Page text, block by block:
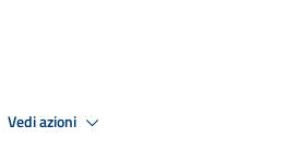
Vedi azioni